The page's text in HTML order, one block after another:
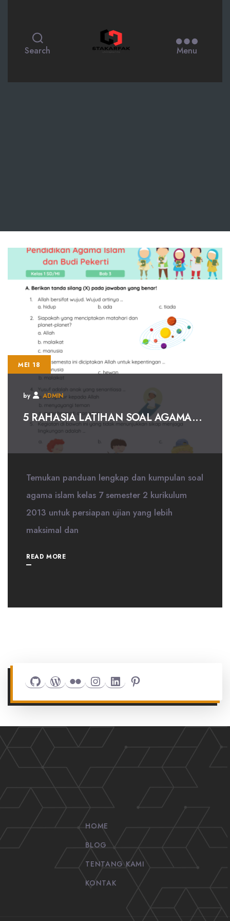
Search Menu
MEI 18
by ADMIN
5 RAHASIA LATIHAN SOAL AGAMA...
Temukan panduan lengkap dan kumpulan soal
agama islam kelas 7 semester 2 kurikulum
2013 untuk persiapan ujian yang lebih
maksimal dan
READ MORE
GithubWordPress
FlickrInstagram
LinkedInPinterest
HOME
BLOG
TENTANG KAMI
KONTAK